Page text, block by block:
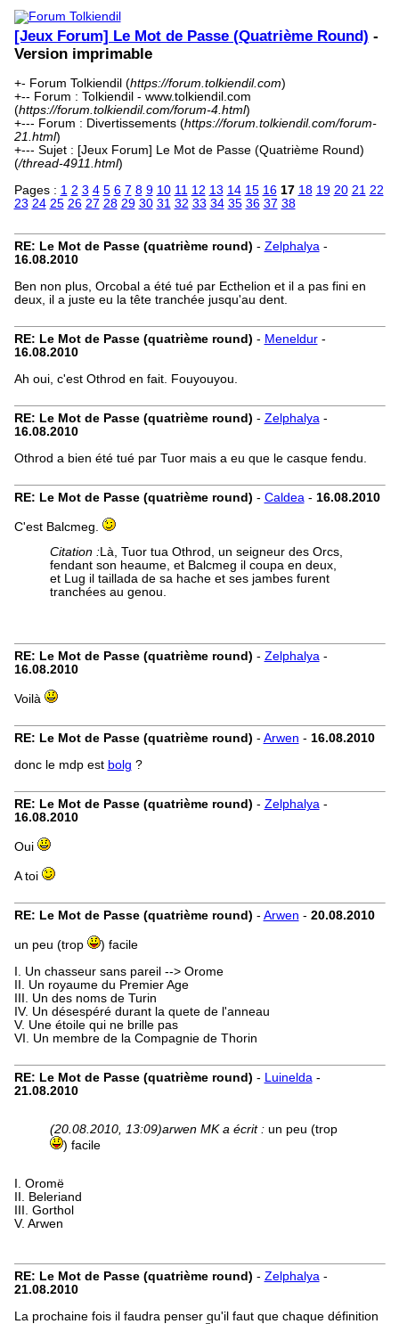
[Jeux Forum] Le Mot de Passe (Quatrième Round) -
Version imprimable
+- Forum Tolkiendil (https://forum.tolkiendil.com)
+-- Forum : Tolkiendil - www.tolkiendil.com
(https://forum.tolkiendil.com/forum-4.html)
+--- Forum : Divertissements (https://forum.tolkiendil.com/forum-
21.html)
+--- Sujet : [Jeux Forum] Le Mot de Passe (Quatrième Round)
(/thread-4911.html)
Pages : 1 2 3 4 5 6 7 8 9 10 11 12 13 14 15 16 17 18 19 20 21 22
23 24 25 26 27 28 29 30 31 32 33 34 35 36 37 38
RE: Le Mot de Passe (quatrième round) - Zelphalya-
16.08.2010
Ben non plus, Orcobal a été tué par Ecthelion et il a pas fini en
deux, il a juste eu la tête tranchée jusqu'au dent.
RE: Le Mot de Passe (quatrième round) - Meneldur-
16.08.2010
Ah oui, c'est Othrod en fait. Fouyouyou.
RE: Le Mot de Passe (quatrième round) - Zelphalya-
16.08.2010
Othrod a bien été tué par Tuor mais a eu que le casque fendu.
RE: Le Mot de Passe (quatrième round) - Caldea- 16.08.2010
C'est Balcmeg.
Citation :Là, Tuor tua Othrod, un seigneur des Orcs,
fendant son heaume, et Balcmeg il coupa en deux,
et Lug il taillada de sa hache et ses jambes furent
tranchées au genou.
RE: Le Mot de Passe (quatrième round) - Zelphalya-
16.08.2010
Voilà
RE: Le Mot de Passe (quatrième round) - Arwen - 16.08.2010
donc le mdp est bolg ?
RE: Le Mot de Passe (quatrième round) - Zelphalya-
16.08.2010
Oui
A toi
RE: Le Mot de Passe (quatrième round) - Arwen - 20.08.2010
un peu (trop
) facile
I. Un chasseur sans pareil --> Orome
II. Un royaume du Premier Age
III. Un des noms de Turin
IV. Un désespéré durant la quete de l'anneau
V. Une étoile qui ne brille pas
VI. Un membre de la Compagnie de Thorin
RE: Le Mot de Passe (quatrième round) - Luinelda-
21.08.2010
(20.08.2010, 13:09)arwen MK a écrit : un peu (trop
) facile
I. Oromë
II. Beleriand
III. Gorthol
V. Arwen
RE: Le Mot de Passe (quatrième round) - Zelphalya-
21.08.2010
La prochaine fois il faudra penser qu'il faut que chaque définition